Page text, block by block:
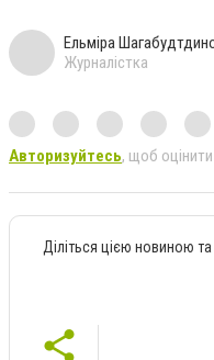
Ельміра
Журналістка
Авторизуйтесь, щоб оцінити
Діліться цією новиною